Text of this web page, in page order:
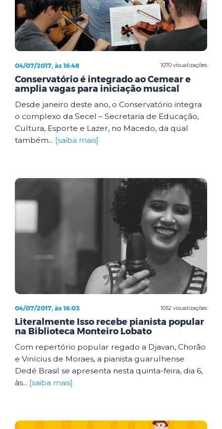
1070 visualizações
04/07/2017, às 16:48
Conservatório é integrado ao Cemear e
amplia vagas para iniciação musical
Desde janeiro deste ano, o Conservatório integra
o complexo da Secel – Secretaria de Educação,
Cultura, Esporte e Lazer, no Macedo, da qual
também... [saiba mais]
1052 visualizações
04/07/2017, às 16:03
Literalmente Isso recebe pianista popular
na Biblioteca Monteiro Lobato
Com repertório popular regado a Djavan, Chorão
e Vinícius de Moraes, a pianista guarulhense
Dedé Brasil se apresenta nesta quinta-feira, dia 6,
às... [saiba mais]